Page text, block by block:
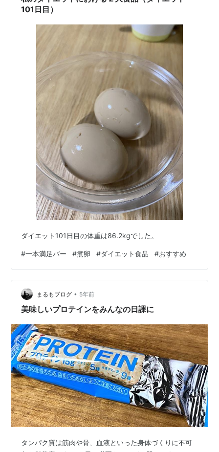
101日目）
ダイエット101日目の体重は86.2kgでした。
#一本満足バー #煮卵 #ダイエット食品 #おすすめ
まるもブログ • 5年前
美味しいプロテインをみんなの日課に
タンパク質は筋肉や骨、血液といった身体づくりに不可